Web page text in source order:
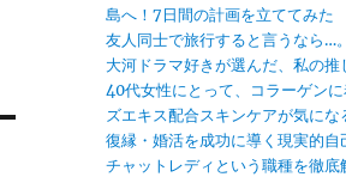
島へ！7日間の計画を立ててみた
友人同士で旅行すると言うなら…。
大河ドラマ好きが選んだ、私の推
40代女性にとって、コラーゲン
ズエキス配合スキンケアが気にな
復縁・婚活を成功に導く現実的自
チャットレディという職種を徹